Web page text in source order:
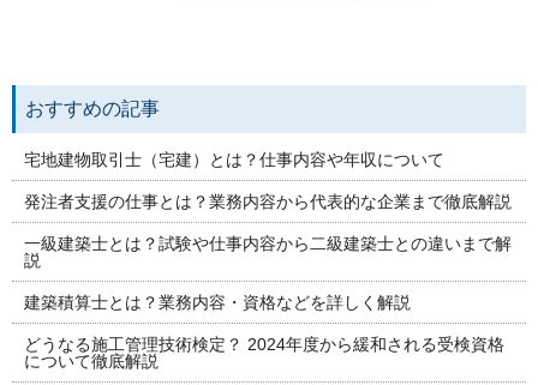
おすすめの記事
宅地建物取引士（宅建）とは？仕事内容や年収について
発注者支援の仕事とは？業務内容から代表的な企業まで徹底解説
一級建築士とは？試験や仕事内容から二級建築士との違いまで解
説
建築積算士とは？業務内容・資格などを詳しく解説
どうなる施工管理技術検定？ 2024年度から緩和される受検資格
について徹底解説